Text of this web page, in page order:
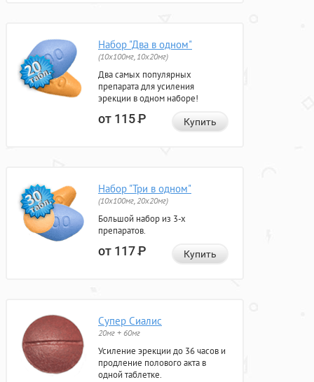
Набор "Два в одном"
(10x100мг, 10x20мг)
Два самых популярных
препарата для усиления
эрекции в одном наборе!
от 115Р Купить
Набор "Три в одном"
(10x100мг, 20x20мг)
Большой набор из 3-х
препаратов.
от 117Р Купить
Супер Сиалис
20мг + 60мг
Усиление эрекции до 36 часов и
продление полового акта в
одной таблетке.